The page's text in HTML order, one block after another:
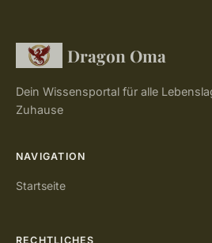
Dragon Oma
Dein Wissensportal für alle
Zuhause
NAVIGATION
Startseite
RECHTLICHES